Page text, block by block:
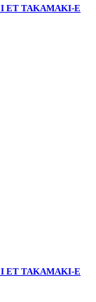
ET TAKAMAKI-E
ET TAKAMAKI-E